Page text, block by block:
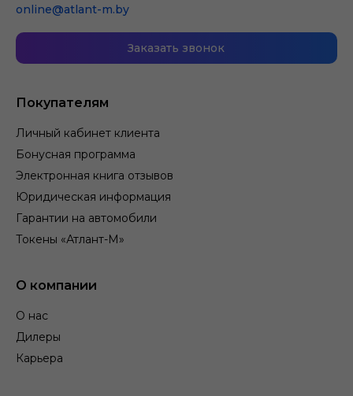
Покупателям
Личный кабинет клиента
Бонусная программа
Электронная книга отзывов
Юридическая информация
Гарантии на автомобили
Токены «Атлант-М»
О компании
О нас
Дилеры
Карьера
online@atlant-m.by
Заказать звонок